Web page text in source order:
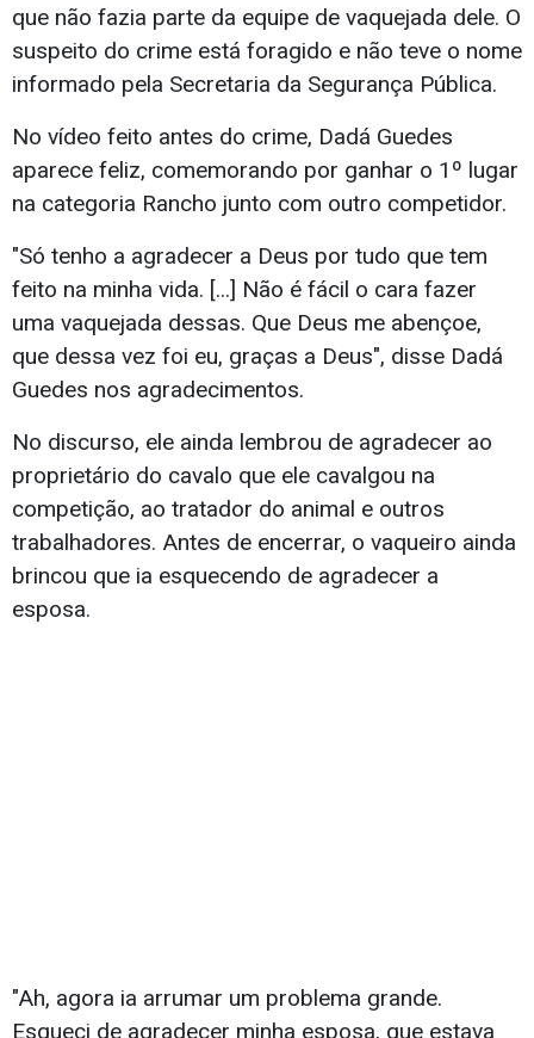
que não fazia parte da equipe de vaquejada dele. O
suspeito do crime está foragido e não teve o nome
informado pela Secretaria da Segurança Pública.
No vídeo feito antes do crime, Dadá Guedes
aparece feliz, comemorando por ganhar o 1º lugar
na categoria Rancho junto com outro competidor.
"Só tenho a agradecer a Deus por tudo que tem
feito na minha vida. [...] Não é fácil o cara fazer
uma vaquejada dessas. Que Deus me abençoe,
que dessa vez foi eu, graças a Deus", disse Dadá
Guedes nos agradecimentos.
No discurso, ele ainda lembrou de agradecer ao
proprietário do cavalo que ele cavalgou na
competição, ao tratador do animal e outros
trabalhadores. Antes de encerrar, o vaqueiro ainda
brincou que ia esquecendo de agradecer a
esposa.
"Ah, agora ia arrumar um problema grande.
Esqueci de agradecer minha esposa, que estava